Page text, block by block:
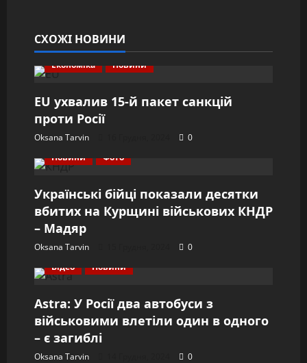
СХОЖІ НОВИНИ
Економіка Новини
EU ухвалив 15-й пакет санкцій
проти Росії
Oksana Tarvin
0
Новини
Фото
Українські бійці показали десятки
вбитих на Курщині військових КНДР
– Мадяр
Oksana Tarvin
0
Відео
Новини
Astra: У Росії два автобуси з
військовими влетіли один в одного
– є загиблі
Oksana Tarvin 0